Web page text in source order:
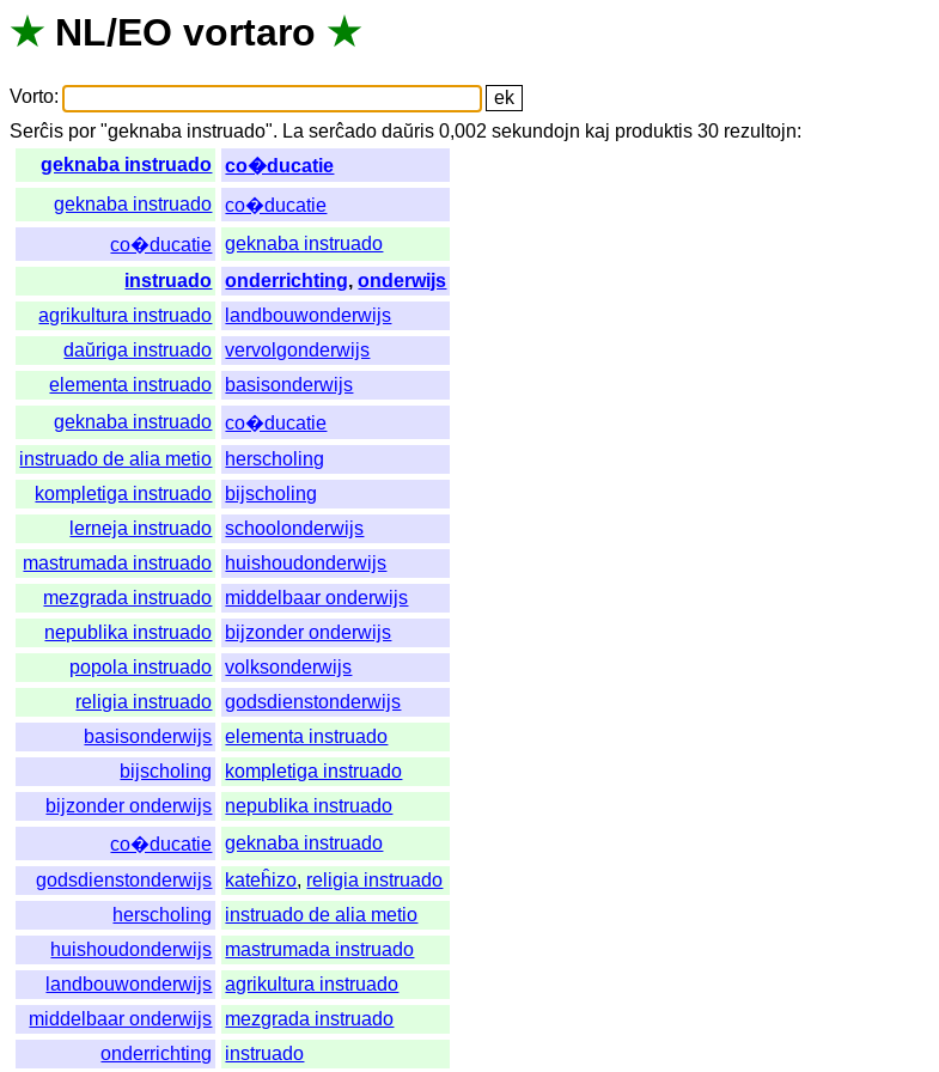
★ NL/EO vortaro ★
Vorto:
Serĉis por "geknaba instruado". La serĉado daŭris 0,002sekundojn kaj produktis 30 rezultojn:
geknaba instruado
co�ducatie
geknaba instruado
co�ducatie
co�ducatie
geknaba instruado
instruado
onderrichting,onderwijs
agrikultura instruado
landbouwonderwijs
daŭriga instruado
vervolgonderwijs
elementa instruado
basisonderwijs
geknaba instruado
co�ducatie
instruado de alia metio
herscholing
kompletiga instruado
bijscholing
lerneja instruado
schoolonderwijs
mastrumada instruado
huishoudonderwijs
mezgrada instruado
middelbaar onderwijs
nepublika instruado
bijzonder onderwijs
popola instruado
volksonderwijs
religia instruado
godsdienstonderwijs
basisonderwijs
elementa instruado
bijscholing
kompletiga instruado
bijzonder onderwijs
nepublika instruado
co�ducatie
geknaba instruado
godsdienstonderwijs
kateĥizo, religia instruado
herscholing
instruado de alia metio
huishoudonderwijs
mastrumada instruado
landbouwonderwijs
agrikultura instruado
middelbaar onderwijs
mezgrada instruado
onderrichting
instruado